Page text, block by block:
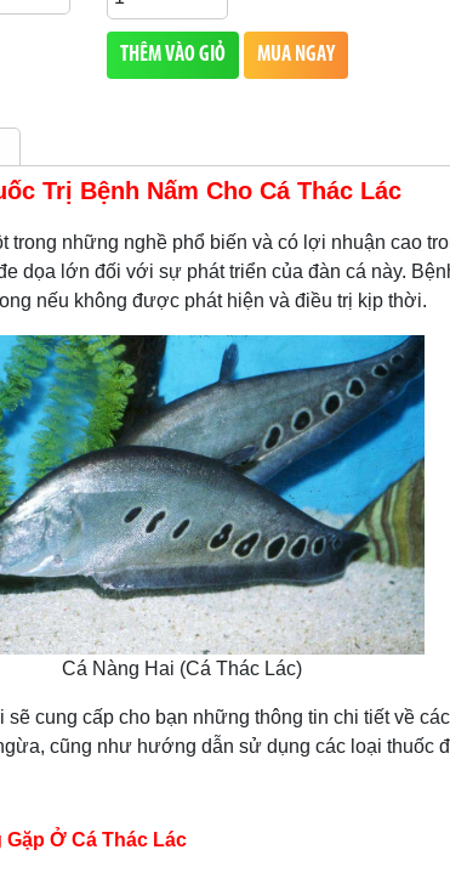
THÊM VÀO GIỎ MUA NGAY
Trị Bệnh Nấm Cho Cá Thác Lác
trong những nghề phổ biến và có lợi nhuận cao
dọa lớn đối với sự phát triển của đàn cá này.
nếu không được phát hiện và điều trị kịp thời.
Cá Nàng Hai (Cá Thác Lác)
cấp cho bạn những thông tin chi tiết về các
cũng như hướng dẫn sử dụng các loại thuốc
Ở Cá Thác Lác